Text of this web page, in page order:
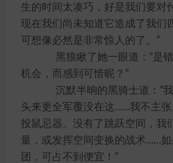
生的时间太凑巧，好是我们要对
现在我们尚未知道它造成了我们
可想像必然是非常惊人的了。”
黑狼瞅了她一眼道：“是错
机会，而感到可惜昵？”
沉默半晌的黑骑士道：“我
头来更全军覆没在这……我不主
投鼠忌器。没有了跳跃空间，我
量，或发挥空间变换的战术……
团，可占不到便宜！”